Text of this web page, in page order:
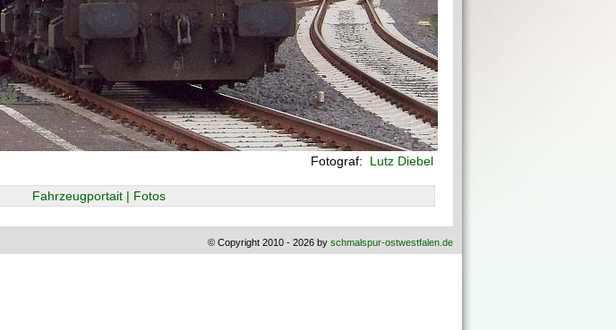
Fotograf: Lutz Diebel
Fahrzeugportait | Fotos
© Copyright 2010 - 2026 by schmalspur-ostwestfalen.de